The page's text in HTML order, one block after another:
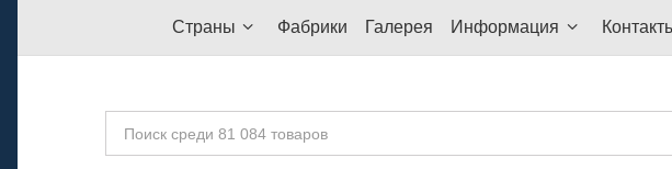
Страны Фабрики Галерея Информация